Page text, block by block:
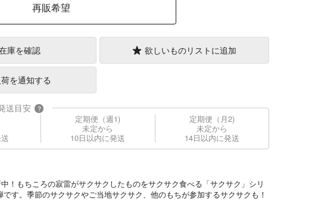
再販希望
庫を確認 欲しいものリストに追加
を通知する
送目安 ?
定期便（週1)
未定から
10日以内に発送
定期便（月2)
未定から
14日以内に発送
！もちころの寂雷がサクサクしたものをサクサク食べる「サクサク」シリ
す。季節のサクサクやご当地サクサク、他のもちが参加するサクサクも！